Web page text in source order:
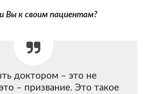
Вы к своим пациентам?
доктором – это не
– призвание. Это такое